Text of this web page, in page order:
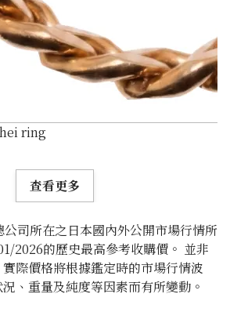
ring
查看更多
司所在之日本國內外公開市場行情所
2026的歷史最高參考收購價。 並非
際價格將根據鑑定時的市場行情波
、重量及純度等因素而有所變動。